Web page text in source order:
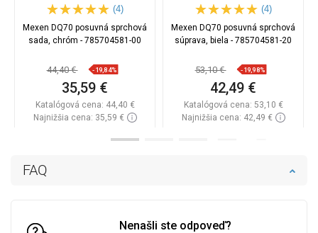
FAQ
Nenašli ste odpoveď?
(4)
Mexen DQ70 posuvná sprchová
sada, chróm - 785704581-00
44,40 € -19,84%
35,59 €
Katalógová cena: 44,40 €
Najnižšia cena: 35,59 €
(4)
Mexen DQ70 posuvná sprchová
súprava, biela - 785704581-20
53,10 € -19,98%
42,49 €
Katalógová cena: 53,10 €
Najnižšia cena: 42,49 €